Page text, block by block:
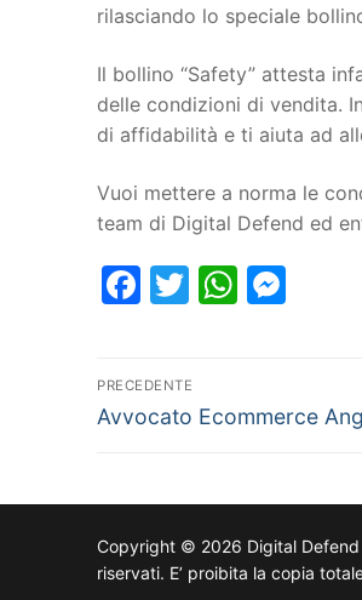
rilasciando lo speciale
Il bollino “Safety” attesta
delle condizioni di vendita.
di affidabilità e ti aiuta ad
Vuoi mettere a norma le
team di Digital Defend ed
Facebook
Twitter
PRECEDENTE
Avvocato Ecommerce
Copyright © 2026 Digital Defend
riservati. E’ proibita la copia